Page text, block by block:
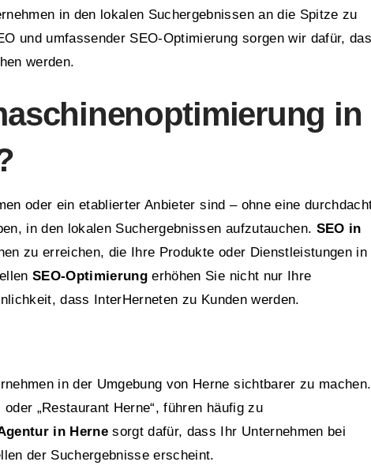
in den lokalen Suchergebnissen an die Spitze zu
und umfassender SEO-Optimierung sorgen wir dafür,
werden.
in
oder ein etablierter Anbieter sind – ohne eine
in den lokalen Suchergebnissen aufzutauchen. SEO in
zu erreichen, die Ihre Produkte oder Dienstleistungen in
SEO-Optimierung erhöhen Sie nicht nur Ihre
dass InterHerneten zu Kunden werden.
in der Umgebung von Herne sichtbarer zu machen.
„Restaurant Herne“, führen häufig zu
in Herne sorgt dafür, dass Ihr Unternehmen bei
der Suchergebnisse erscheint.